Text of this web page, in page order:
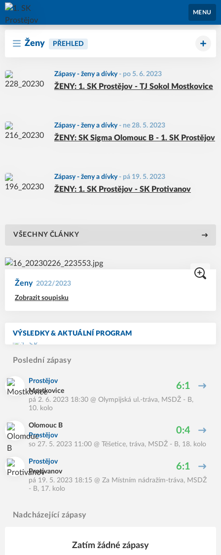
1. SK Prostějov
MENU
Ženy PŘEHLED
Zápasy - ženy a dívky- po 5. 6. 2023
ŽENY: 1. SK Prostějov - TJ Sokol Mostkovice
Zápasy - ženy a dívky- ne 28. 5. 2023
ŽENY: SK Sigma Olomouc B - 1. SK Prostějov
Zápasy - ženy a dívky- pá 19. 5. 2023
ŽENY: 1. SK Prostějov - SK Protivanov
VŠECHNY ČLÁNKY
Ženy 2022/2023
Zobrazit soupisku
VÝSLEDKY & AKTUÁLNÍ PROGRAM
Poslední zápasy
Prostějov
Mostkovice
6:1
pá 2. 6. 2023 18:30 @ Olympijská ul.-tráva, MSDŽ - B,
10. kolo
Olomouc B
Prostějov
0:4
so 27. 5. 2023 11:00 @ Těšetice, tráva, MSDŽ - B, 18. kolo
Prostějov
Protivanov
6:1
pá 19. 5. 2023 18:15 @ Za Místním nádražím-tráva, MSDŽ
- B, 17. kolo
Nadcházející zápasy
Zatím žádné zápasy